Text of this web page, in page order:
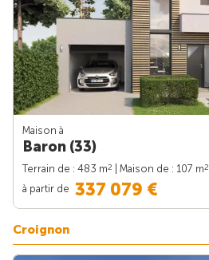
Maison à
Baron (33)
Terrain de : 483 m2 | Maison de : 107 m2
à partir de 337 079 €
Croignon